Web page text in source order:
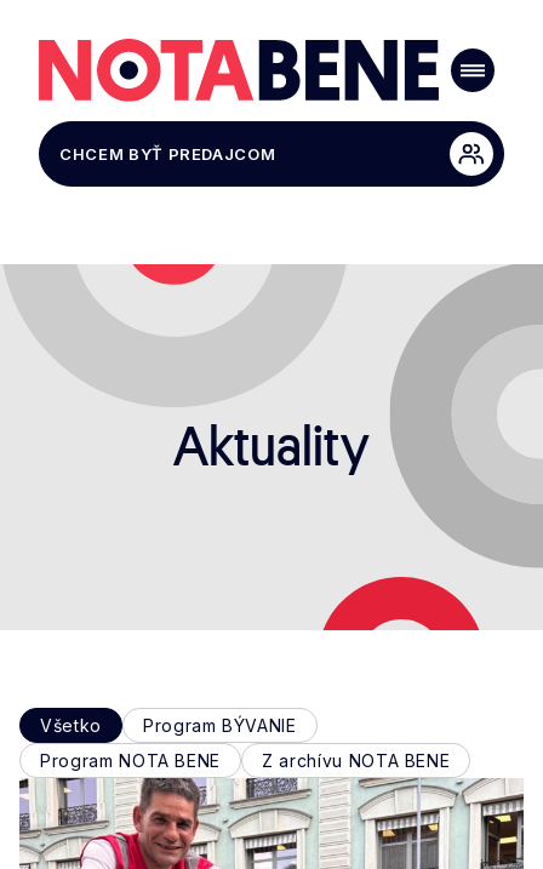
CHCEM BYŤ PREDAJCOM
Aktuality
Program BÝVANIE
Program NOTA BENE
Z archívu NOTA BENE
Všetko